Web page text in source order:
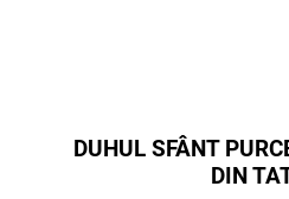
DUHUL SFÂNT
DIN